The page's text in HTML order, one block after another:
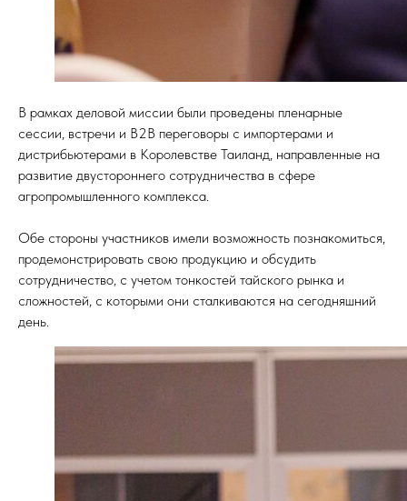
В рамках деловой миссии были проведены пленарные
сессии, встречи и B2B переговоры с импортерами и
дистрибьютерами в Королевстве Таиланд, направленные на
развитие двустороннего сотрудничества в сфере
агропромышленного комплекса.
Обе стороны участников имели возможность познакомиться,
продемонстрировать свою продукцию и обсудить
сотрудничество, с учетом тонкостей тайского рынка и
сложностей, с которыми они сталкиваются на сегодняшний
день.